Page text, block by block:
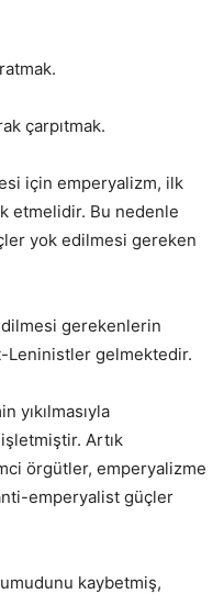
çarpıtmak.
için emperyalizm, ilk
etmelidir. Bu nedenle
yok edilmesi gereken
gerekenlerin
Leninistler gelmektedir.
yıkılmasıyla
Artık
örgütler, emperyalizme
emperyalist güçler
kaybetmiş,